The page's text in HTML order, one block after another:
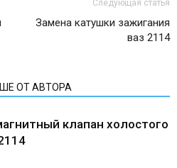
Следующая статья
Замена катушки зажигания
ваз 2114
ОТ АВТОРА
клапан холостого